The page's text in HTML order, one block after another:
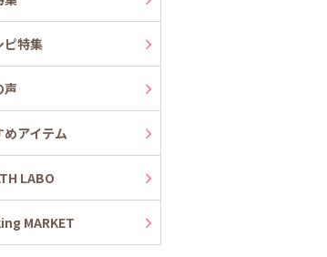
ピ特集
声
めアイテム
LABO
MARKET